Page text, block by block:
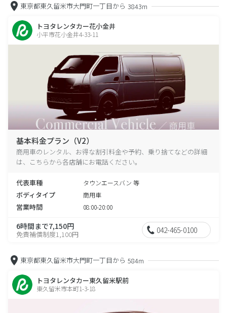
東京都東久留米市大門町一丁目から 3843m
トヨタレンタカー花小金井
小平市花小金井4-33-11
基本料金プラン（V2）
商用車のレンタル、お得な割引料金や予約、乗り捨てなどの詳細
は、こちらから各店舗にお電話ください。
代表車種 タウンエースバン 等
ボディタイプ 商用車
営業時間 08:00-20:00
6時間まで7,150円
免責補償制度1,100円 042-465-0100
東京都東久留米市大門町一丁目から 584m
トヨタレンタカー東久留米駅前
東久留米市本町1-3-18